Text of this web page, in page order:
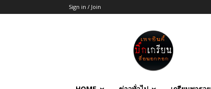
Sign in / Join
บิ๊ก
เกรียน